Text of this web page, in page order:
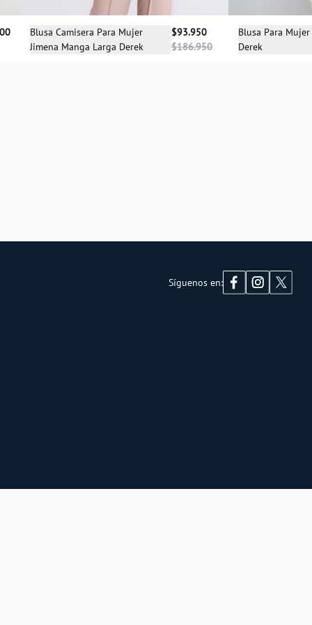
Selecciona una talla
XS S M XL
Blusa Camisera Para Mujer
Jimena Manga Larga Derek
$93.950
$186.950
Blusa Para Mujer
Derek
Síguenos en: